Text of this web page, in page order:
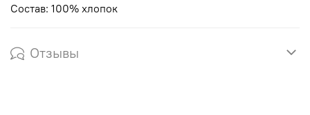
Состав: 100% хлопок
Отзывы